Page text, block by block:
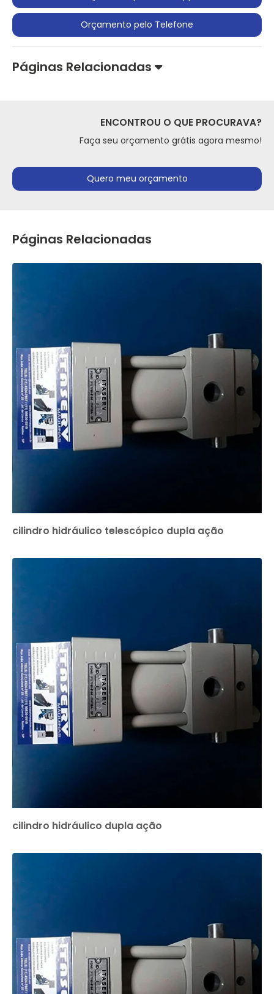
Orçamento pelo Telefone
Páginas Relacionadas
ENCONTROU O QUE PROCURAVA?
Faça seu orçamento grátis agora mesmo!
Quero meu orçamento
Páginas Relacionadas
cilindro hidráulico telescópico dupla ação
cilindro hidráulico dupla ação